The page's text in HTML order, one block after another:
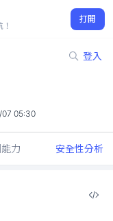
打開
登入
05:30
力 安全性分析